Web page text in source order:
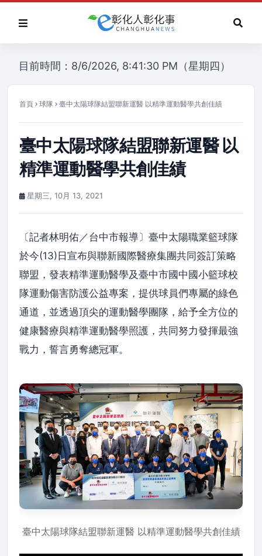
目前時間：8/6/2026, 8:41:30 PM（星期四）
首頁 球隊 臺中太陽球隊結盟聯新運醫 以精準運動醫學共創佳績
臺中太陽球隊結盟聯新運醫 以
精準運動醫學共創佳績
星期三, 10月 13, 2021
〔記者林明佑／台中市報導〕臺中太陽職業籃球隊
於今(13)日宣布與聯新國際醫療集團共同簽訂策略
聯盟，發表精準運動醫學及臺中市國中國小籃球校
隊運動傷害防護公益專案，提供球員們專屬的綠色
通道，並透過頂尖的運動醫學團隊，給予全方位的
健康醫療與精準運動醫學照護，共同努力發揮最強
戰力，誓言勇奪總冠軍。
臺中太陽球隊結盟聯新運醫 以精準運動醫學共創佳績